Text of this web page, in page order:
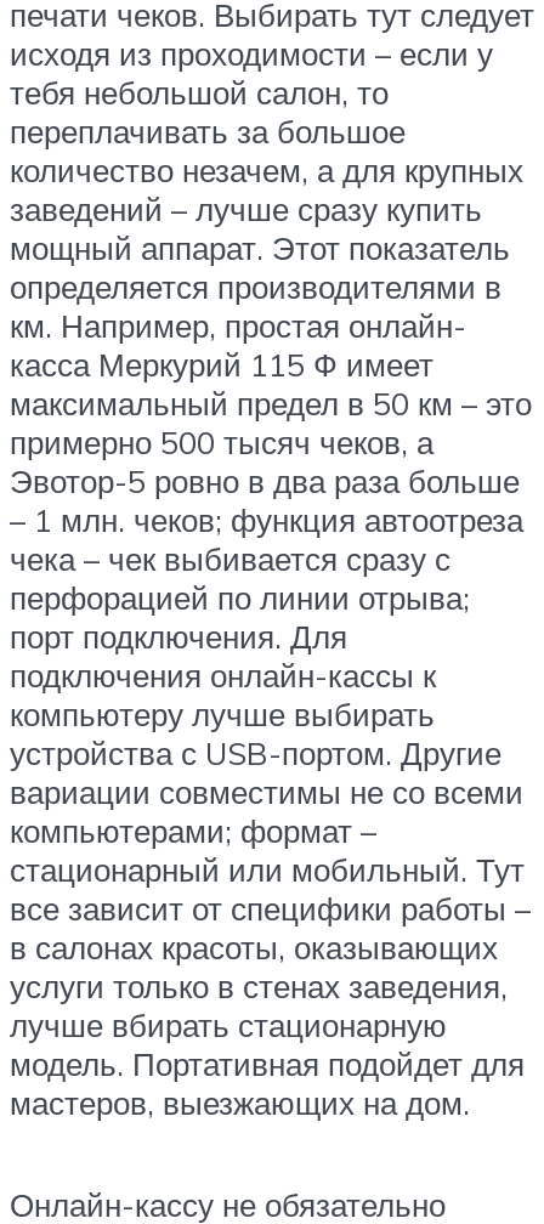
печати чеков. Выбирать тут следует
исходя из проходимости – если у
тебя небольшой салон, то
переплачивать за большое
количество незачем, а для крупных
заведений – лучше сразу купить
мощный аппарат. Этот показатель
определяется производителями в
км. Например, простая онлайн-
касса Меркурий 115 Ф имеет
максимальный предел в 50 км – это
примерно 500 тысяч чеков, а
Эвотор-5 ровно в два раза больше
– 1 млн. чеков; функция автоотреза
чека – чек выбивается сразу с
перфорацией по линии отрыва;
порт подключения. Для
подключения онлайн-кассы к
компьютеру лучше выбирать
устройства с USB-портом. Другие
вариации совместимы не со всеми
компьютерами; формат –
стационарный или мобильный. Тут
все зависит от специфики работы –
в салонах красоты, оказывающих
услуги только в стенах заведения,
лучше вбирать стационарную
модель. Портативная подойдет для
мастеров, выезжающих на дом.
Онлайн-кассу не обязательно